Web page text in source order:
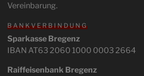
Vereinbarung.
BANKVERBINDUNG
Sparkasse Bregenz
IBAN AT63 2060 1000 0003 2664
Raiffeisenbank Bregenz